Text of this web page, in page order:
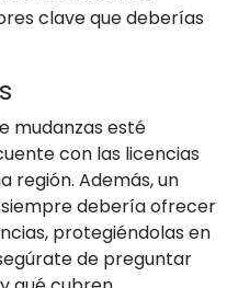
clave que deberías
mudanzas esté
con las licencias
región. Además, un
debería ofrecer
protegiéndolas en
de preguntar